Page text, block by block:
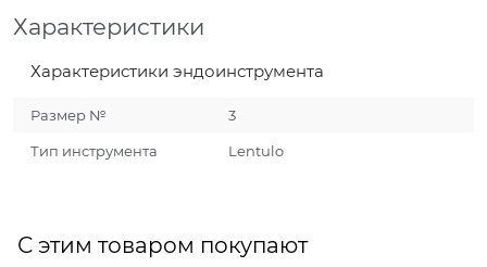
Характеристики
Характеристики эндоинструмента
Размер № 3
Тип инструмента Lentulo
С этим товаром покупают